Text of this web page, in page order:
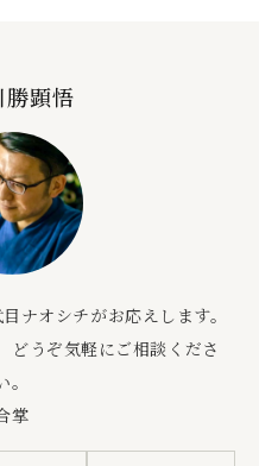
顕悟
ナオシチがお応えします。
どうぞ気軽にご相談くださ
。
掌